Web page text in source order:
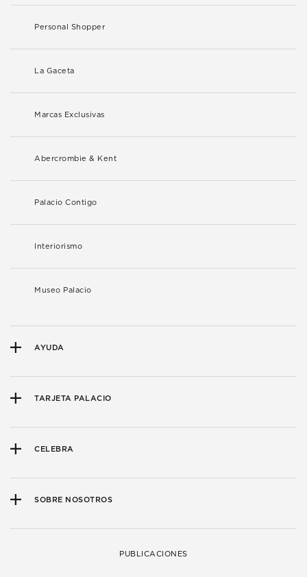
Personal Shopper
La Gaceta
Marcas Exclusivas
Abercrombie & Kent
Palacio Contigo
Interiorismo
Museo Palacio
AYUDA
TARJETA PALACIO
CELEBRA
SOBRE NOSOTROS
PUBLICACIONES